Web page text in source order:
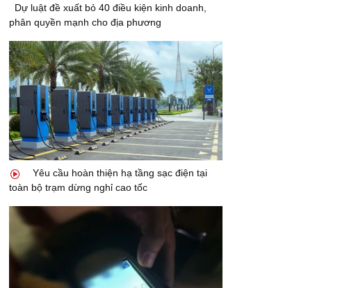
Dự luật đề xuất bỏ 40 điều kiện kinh doanh,
phân quyền mạnh cho địa phương
Yêu cầu hoàn thiện hạ tầng sạc điện tại
toàn bộ trạm dừng nghỉ cao tốc